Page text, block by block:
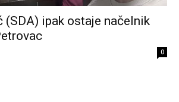
(SDA) ipak ostaje načelnik
0